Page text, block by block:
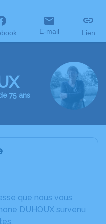
E-mail Lien
75 ans
que nous vous
DUHOUX survenu